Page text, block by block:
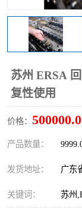
苏州 ERSA
复性使用
价格：
产品数量：
发货地址： 广东
关键词： 苏州